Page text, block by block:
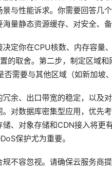
景与性能诉求。你需要回答几
海量静态资源缓存、对安全、
决定你在CPU核数、内存容量
的取舍。第二步，制定区域
否需要与其他区域（如新加
冗余、出口带宽的稳定，以及
。对数据库密集型应用，优先
储、对象存储和CDN接入将更
保护尤为重要。
规不容忽视。请确保云服务商